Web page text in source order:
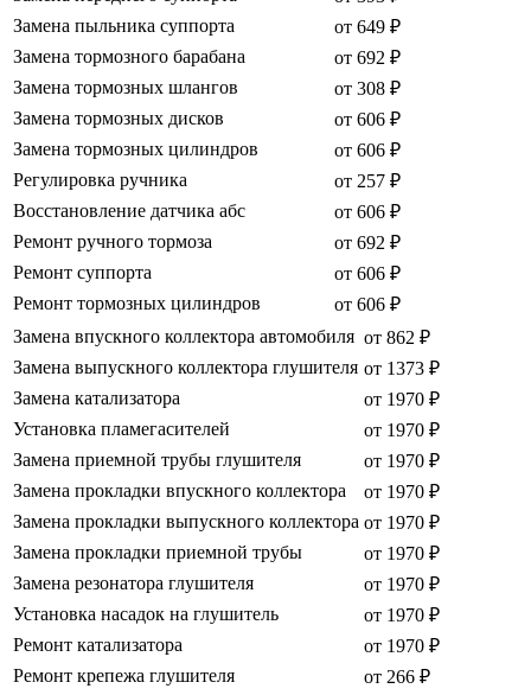
Замена пыльника суппорта
от 649 ₽
Замена тормозного барабана
от 692 ₽
Замена тормозных шлангов
от 308 ₽
Замена тормозных дисков
от 606 ₽
Замена тормозных цилиндров
от 606 ₽
Регулировка ручника
от 257 ₽
Восстановление датчика абс
от 606 ₽
Ремонт ручного тормоза
от 692 ₽
Ремонт суппорта
от 606 ₽
Ремонт тормозных цилиндров
от 606 ₽
Замена впускного коллектора автомобиля от 862 ₽
Замена выпускного коллектора глушителя от 1373 ₽
Замена катализатора
от 1970 ₽
Установка пламегасителей
от 1970 ₽
Замена приемной трубы глушителя
от 1970 ₽
Замена прокладки впускного коллектора
от 1970 ₽
Замена прокладки выпускного коллектора от 1970 ₽
Замена прокладки приемной трубы
от 1970 ₽
Замена резонатора глушителя
от 1970 ₽
Установка насадок на глушитель
от 1970 ₽
Ремонт катализатора
от 1970 ₽
Ремонт крепежа глушителя
от 266 ₽